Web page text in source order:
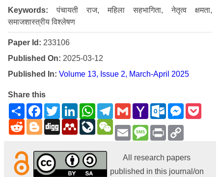
Keywords: पंचायती राज, महिला सहभागिता, नेतृत्व क्षमता,
समाजशास्त्रीय विश्लेषण
Paper Id: 233106
Published On: 2025-03-12
Published In: Volume 13, Issue 2, March-April 2025
Share this
ShareFacebookTwitterLinkedInWhatsAppTelegram
GmailYahoo
Mail
Outlook.com
RedditBlogger
Digg MendeleyLiveJournal
EmailMessage
Print
All research papers
published in this journal/on